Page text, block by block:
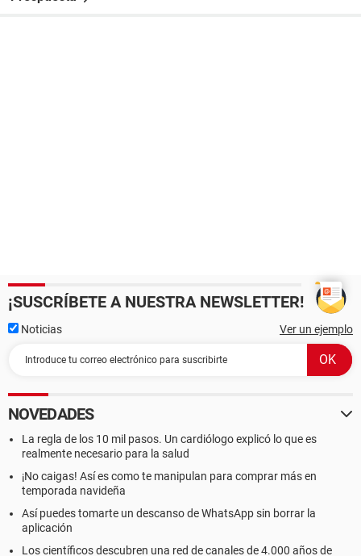
¡SUSCRÍBETE A NUESTRA NEWSLETTER!
Noticias Ver un ejemplo
NOVEDADES
La regla de los 10 mil pasos. Un cardiólogo explicó lo que es
realmente necesario para la salud
¡No caigas! Así es como te manipulan para comprar más en
temporada navideña
Así puedes tomarte un descanso de WhatsApp sin borrar la
aplicación
Los científicos descubren una red de canales de 4.000 años de